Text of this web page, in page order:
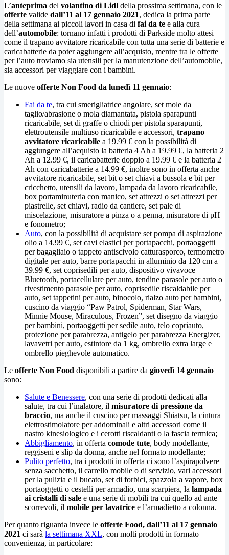
L’anteprima del volantino di Lidl della prossima settimana, con le
offerte valide dall’11 al 17 gennaio 2021, dedica la prima parte
della settimana ai piccoli lavori in casa di fai da te e alla cura
dell’automobile: tornano infatti i prodotti di Parkside molto attesi
come il trapano avvitatore ricaricabile con tutta una serie di batterie e
caricabatterie da poter aggiungere all’acquisto, mentre tra le offerte
per l’auto troviamo sia utensili per la manutenzione dell’automobile,
sia accessori per viaggiare con i bambini.
Le nuove offerte Non Food da lunedì 11 gennaio:
Fai da te, tra cui smerigliatrice angolare, set mole da
taglio/abrasione o mola diamantata, pistola sparapunti
ricaricabile, set di graffe o chiodi per pistola sparapunti,
elettroutensile multiuso ricaricabile e accessori, trapano
avvitatore ricaricabile a 19.99 € con la possibilità di
aggiungere all’acquisto la batteria 4 Ah a 19.99 €, la batteria 2
Ah a 12.99 €, il caricabatterie doppio a 19.99 € e la batteria 2
Ah con caricabatterie a 14.99 €, inoltre sono in offerta anche
avvitatore ricaricabile, set bit o set chiavi a bussola e bit per
cricchetto, utensili da lavoro, lampada da lavoro ricaricabile,
box portaminuteria con manico, set attrezzi o set attrezzi per
piastrelle, set chiavi, radio da cantiere, set pale di
miscelazione, misuratore a pinza o a penna, misuratore di pH
e fonometro;
Auto, con la possibilità di acquistare set pompa di aspirazione
olio a 14.99 €, set cavi elastici per portapacchi, portaoggetti
per bagagliaio o tappeto antiscivolo catturasporco, termometro
digitale per auto, barre portapacchi in alluminio da 120 cm a
39.99 €, set coprisedili per auto, dispositivo vivavoce
Bluetooth, portacellulare per auto, tendine parasole per auto o
rivestimento parasole per auto, coprisedile riscaldabile per
auto, set tappetini per auto, binocolo, rialzo auto per bambini,
cuscino da viaggio “Paw Patrol, Spiderman, Star Wars,
Minnie Mouse, Miraculous, Frozen”, set disegno da viaggio
per bambini, portaoggetti per sedile auto, telo copriauto,
protezione per parabrezza, antigelo per parabrezza Energizer,
lavavetri per auto, estintore da 1 kg, ombrello extra large e
ombrello pieghevole automatico.
Le offerte Non Food disponibili a partire da giovedì 14 gennaio
sono:
Salute e Benessere, con una serie di prodotti dedicati alla
salute, tra cui l’inalatore, il misuratore di pressione da
braccio, ma anche il cuscino per massaggi Shiatsu, la cintura
elettrostimolatore per addominali e altri accessori come il
nastro kinesiologico e i cerotti riscaldanti o la fascia termica;
Abbigliamento, in offerta comode tute, body modellante,
reggiseni e slip da donna, anche nel formato modellante;
Pulito perfetto, tra i prodotti in offerta ci sono l’aspirapolvere
senza sacchetto, il carrello mobile o di servizio, vari accessori
per la pulizia e il bucato, set di forbici, spazzola a vapore, box
portaoggetti o cestelli per armadio, una scarpiera, la lampada
ai cristalli di sale e una serie di mobili tra cui quello ad ante
scorrevoli, il mobile per lavatrice e l’armadietto a colonna.
Per quanto riguarda invece le offerte Food, dall’11 al 17 gennaio
2021 ci sarà la settimana XXL, con molti prodotti in formato
convenienza, in particolare: